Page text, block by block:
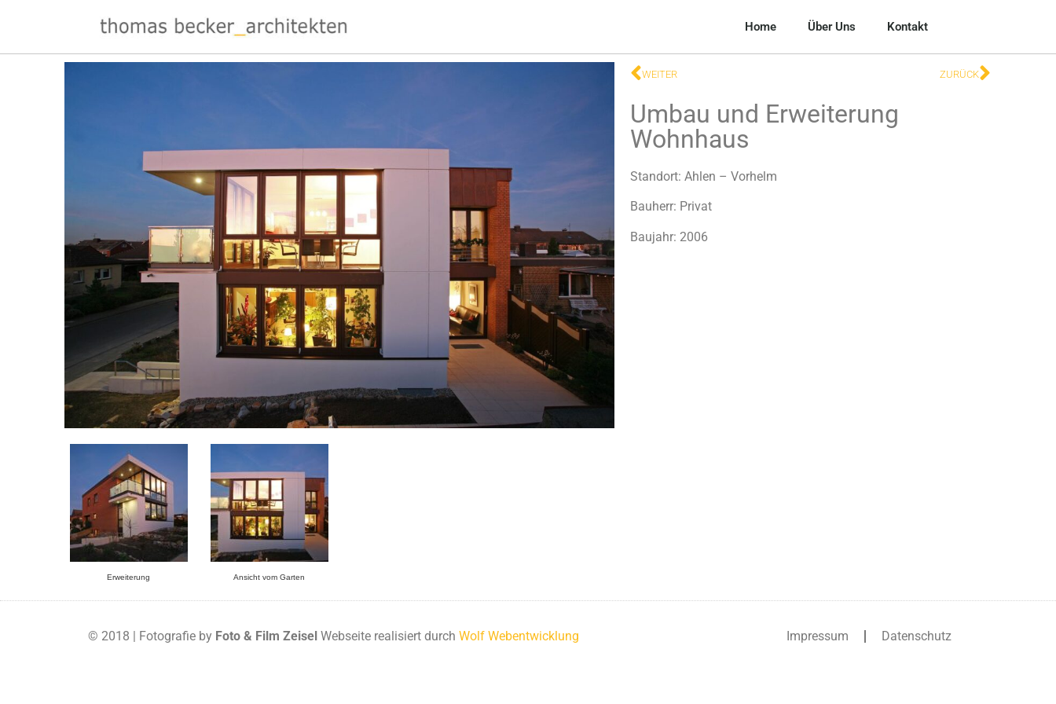
Home Über Uns Kontakt
WEITER ZURÜCK
Umbau und Erweiterung
Wohnhaus
Standort: Ahlen – Vorhelm
Bauherr: Privat
Baujahr: 2006
Erweiterung Ansicht vom Garten
© 2018 | Fotografie by Foto & Film Zeisel Webseite realisiert durch Wolf Webentwicklung Impressum Datenschutz